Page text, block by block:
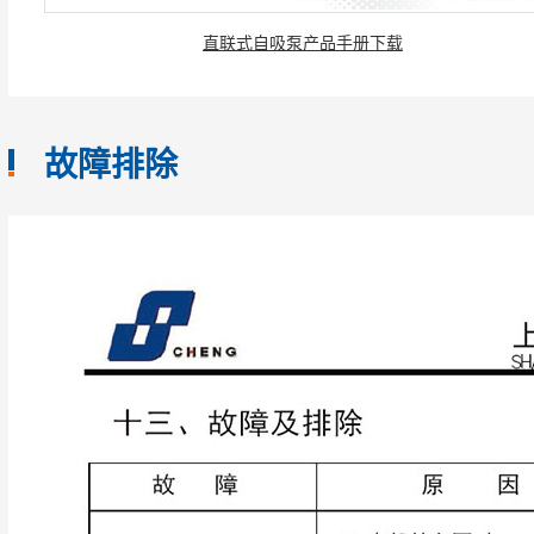
直联式自吸泵产品手册下载
故障排除